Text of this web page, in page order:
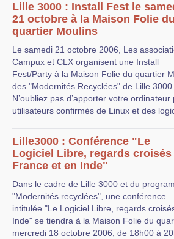
Lille 3000 : Install Fest le
21 octobre à la Maison Folie du
quartier Moulins
Le samedi 21 octobre 2006, Les
Campux et CLX organisent une Install
Fest/Party à la Maison Folie du quartier
des "Modernités Recyclées" de Lille 3000.
N’oubliez pas d’apporter votre
utilisateurs confirmés de Linux et des
Lille3000 : Conférence "Le
Logiciel Libre, regards croisés
France et en Inde"
Dans le cadre de Lille 3000 et du
"Modernités recyclées", une conférence
intitulée "Le Logiciel Libre, regards
Inde" se tiendra à la Maison Folie du
mercredi 18 octobre 2006, de 18h00 à